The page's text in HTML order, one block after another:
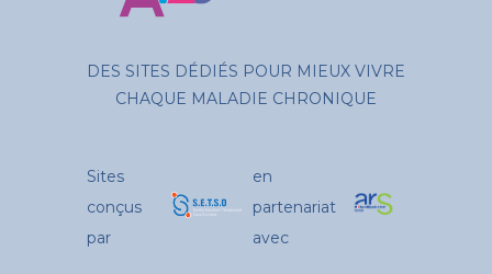
DES SITES DÉDIÉS POUR MIEUX VIVRE
CHAQUE MALADIE CHRONIQUE
Sites
conçus
par
en
partenariat
avec